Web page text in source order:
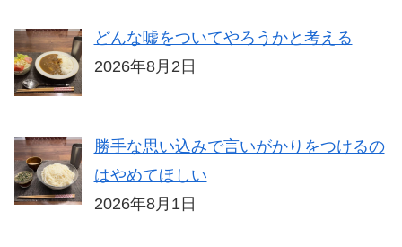
どんな嘘をついてやろうかと考える
2026年8月2日
勝手な思い込みで言いがかりをつけるの
はやめてほしい
2026年8月1日